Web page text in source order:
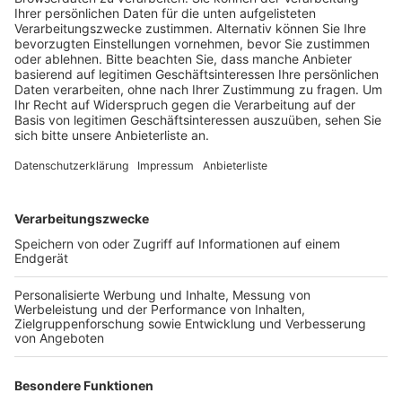
Veröffentlicht:Donnerstag, 16.10.2025 10:54
Anzeige
Weniger Wartezeiten am Eingang
Zwei Wochen war das Hürther Familienbad „De Bütt“
wegen Umbauarbeiten geschlossen. Jetzt sind die
Arbeiten abgeschlossen und das Bad kann wieder
öffnen. In den zwei Wochen wurde unter anderem der
Kassenbereich umfangreich erneuert. Dabei wurde laut
der Stadt Hürth ein komplett neues System eingebaut
– mit modernster Soft- und Hardware. Für die Gäste